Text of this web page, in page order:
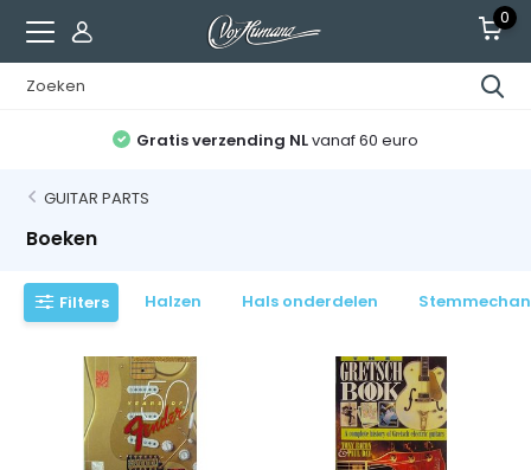
0
Gratis verzending NLvanaf 60 euro
GUITAR PARTS
Boeken
Filters Halzen Hals onderdelen